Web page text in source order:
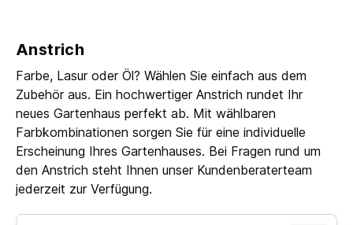
Anstrich
Farbe, Lasur oder Öl? Wählen Sie einfach aus dem
Zubehör aus. Ein hochwertiger Anstrich rundet Ihr
neues Gartenhaus perfekt ab. Mit wählbaren
Farbkombinationen sorgen Sie für eine individuelle
Erscheinung Ihres Gartenhauses. Bei Fragen rund um
den Anstrich steht Ihnen unser Kundenberaterteam
jederzeit zur Verfügung.